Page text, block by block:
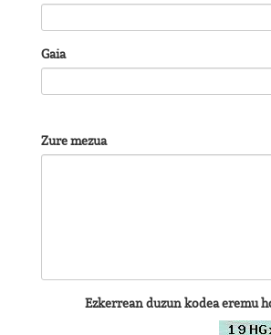
Gaia
Zure mezua
Ezkerrean duzun kodea eremu